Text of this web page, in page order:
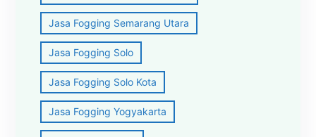
Jasa Fogging Semarang Utara
Jasa Fogging Solo
Jasa Fogging Solo Kota
Jasa Fogging Yogyakarta